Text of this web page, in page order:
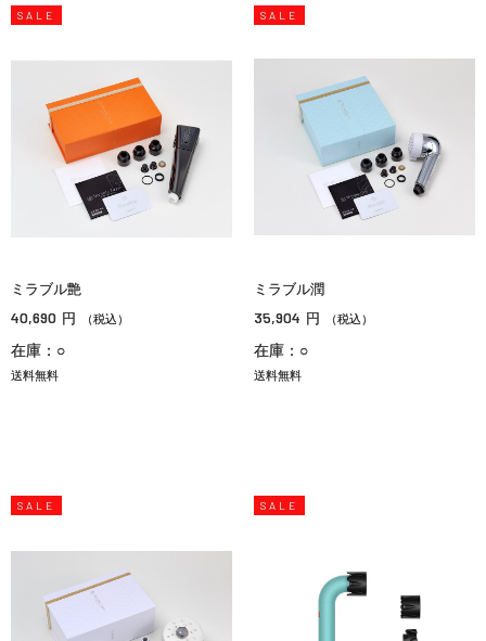
SALE
ミラブル艶
40,690 円 （税込）
在庫：○
送料無料
SALE
ミラブル潤
35,904 円 （税込）
在庫：○
送料無料
SALE SALE